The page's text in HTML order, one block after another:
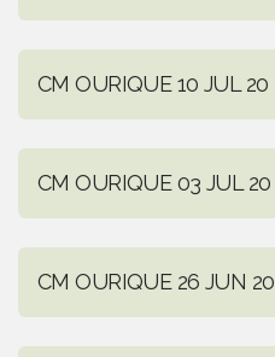
CM OURIQUE 10 JUL 20
CM OURIQUE 03 JUL 20
CM OURIQUE 26 JUN 20